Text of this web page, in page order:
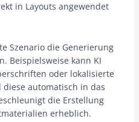
in Layouts angewendet
Szenario die Generierung
Beispielsweise kann KI
oder lokalisierte
automatisch in das
die Erstellung
erheblich.